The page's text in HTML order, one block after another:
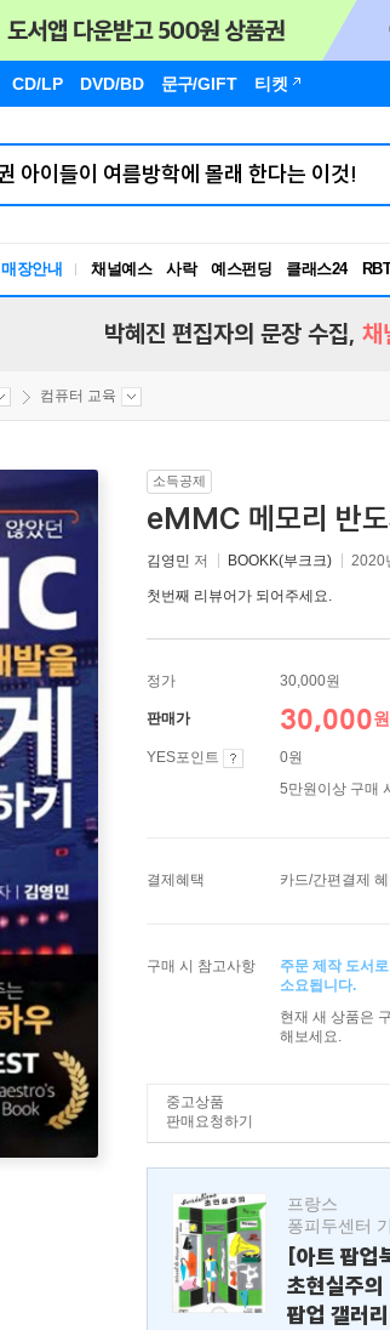
CD/LP DVD/BD 문구/GIFT 티켓
매장안내 채널예스 사락 예스펀딩 클래스24
독
박혜진 편집자의 문장 수집, 채
컴퓨터 교육
소득공제
eMMC 메모리 반
김영민 저 BOOKK(부크크) 2020
첫번째 리뷰어가 되어주세요.
정가 30,000원
판매가 30,000원
YES포인트
0원
5만원이상 구매
결제혜택 카드/간편결제
구매 시 참고사항
주문 제작 도서
소요됩니다.
현재 새 상품은
해보세요.
중고상품
판매요청하기
프랑스
퐁피두센터
[아트 팝업
초현실주의
팝업 갤러리